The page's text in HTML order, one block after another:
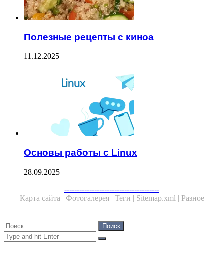
Полезные рецепты с киноа
11.12.2025
Основы работы с Linux
28.09.2025
--------------------------------------
Карта сайта | Фотогалерея | Теги | Sitemap.xml | Разное
Close
Найти:
Close
Search